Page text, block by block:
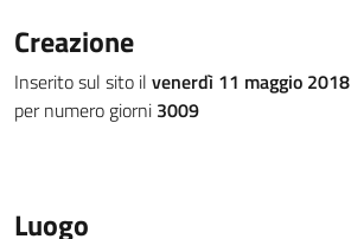
Creazione
Inserito sul sito il venerdì 11 maggio 2018
per numero giorni 3009
Luogo